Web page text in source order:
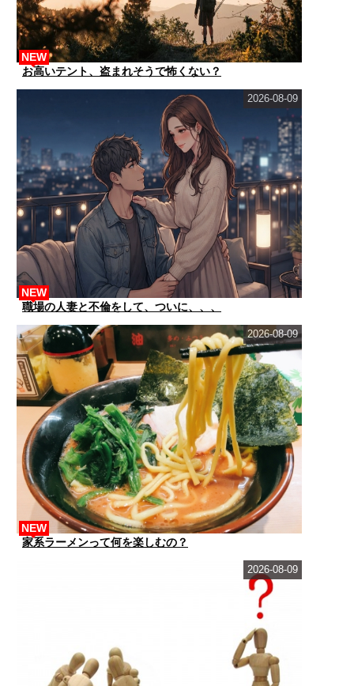
お高いテント、盗まれそうで怖くない？
NEW
職場の人妻と不倫をして、ついに、、、
NEW
2026-08-09
家系ラーメンって何を楽しむの？
NEW
2026-08-09
2026-08-09